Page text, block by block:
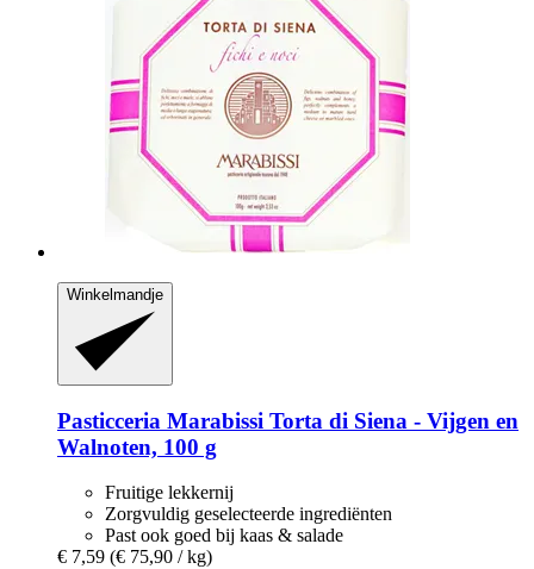
Winkelmandje
Pasticceria Marabissi Torta di Siena -​ Vijgen en
Walnoten, 100 g
Fruitige lekkernij
Zorgvuldig geselecteerde ingrediënten
Past ook goed bij kaas & salade
€ 7,59 (€ 75,90 / kg)